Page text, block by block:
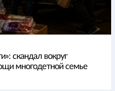
скандал вокруг
многодетной семье